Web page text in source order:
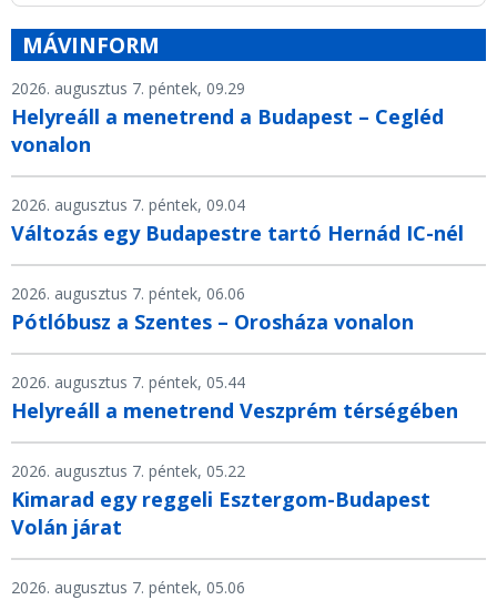
MÁVINFORM
2026. augusztus 7. péntek, 09.29
Helyreáll a menetrend a Budapest – Cegléd
vonalon
2026. augusztus 7. péntek, 09.04
Változás egy Budapestre tartó Hernád IC-nél
2026. augusztus 7. péntek, 06.06
Pótlóbusz a Szentes – Orosháza vonalon
2026. augusztus 7. péntek, 05.44
Helyreáll a menetrend Veszprém térségében
2026. augusztus 7. péntek, 05.22
Kimarad egy reggeli Esztergom-Budapest
Volán járat
2026. augusztus 7. péntek, 05.06